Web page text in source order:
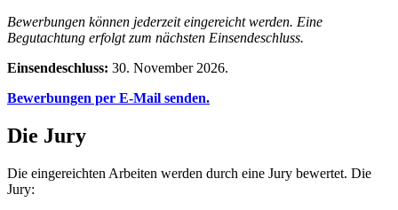
Bewerbungen können jederzeit eingereicht werden. Eine
Begutachtung erfolgt zum nächsten Einsendeschluss.
Einsendeschluss: 30. November 2026.
Bewerbungen per E-Mail senden.
Die Jury
Die eingereichten Arbeiten werden durch eine Jury bewertet. Die
Jury: